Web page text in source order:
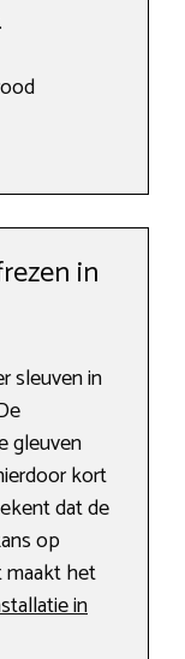
in
sleuven in
gleuven
kort
dat de
op
maakt het
in